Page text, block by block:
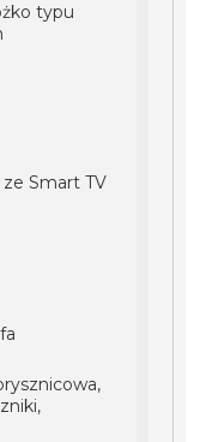
typu
Smart TV